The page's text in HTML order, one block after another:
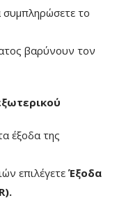
συμπληρώσετε το
βαρύνουν τον
έξοδα της
επιλέγετε Έξοδα
.